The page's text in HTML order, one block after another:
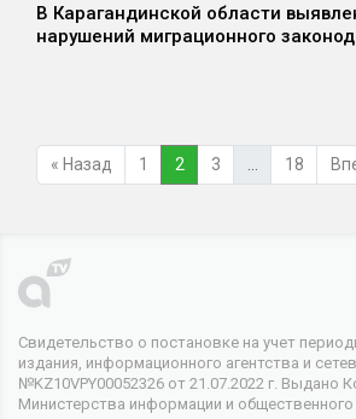
В Карагандинской области
нарушений миграционного
« Назад 1 2 3 18
Свидетельство о постановке на учет
издания, информационного агентства и
№KZ10VPY00052326 от 21.07.2022 г. Выдано
Министерства информации и общественного